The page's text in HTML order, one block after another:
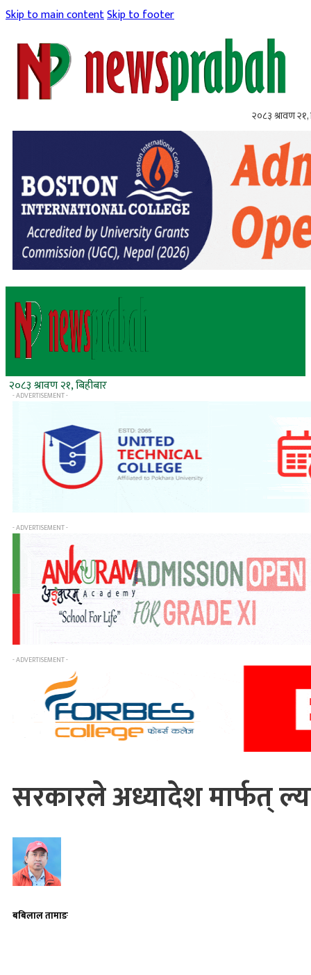
Skip to main contentSkip to footer
२०८३ श्रावण २१,
२०८३ श्रावण २१, बिहीबार
- ADVERTISEMENT -
- ADVERTISEMENT -
- ADVERTISEMENT -
सरकारले अध्यादेश मार्फत्
बबिलाल तामाङ